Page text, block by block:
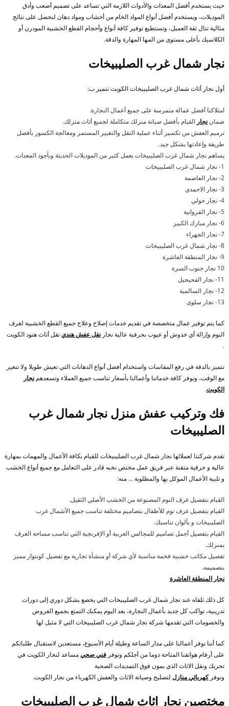
حيث يستخدم أفضل المعدات والأدوات اللازمة التي تساعد على تصميم أصعب وأدق
الموديلات، ويستخدم أفضل أنواع المواد الخام من أخشاب ومواد دهان لنحصل على نتائج
مثالية تنال ثقة العميل، وتستطيع توفير كافة أنواع وأحجام القطع الخشبية المودرن أو
الكلاسيك بأعلى مستوى من المها المهارة والدقة.
نجار شمال غرب الصليبيخات
أول نجار أثاث شمال غرب الصليبيخات الكويت نتميز ب:
امتلاكنا أفضل عمالة متمرسة على جميع أعمال النجارة.
ضمان نجار القيام بأفضل صيانة منزلك متكاملة لجميع أثاث منزلك.
ترميم العفش من تكسير أثناء عملية النقل والتغيير المستمر ومعالجة الكسور بأفضل
طريقة وإعادتها بشكل جيد.
يساهم نجار شمال غرب الصليبيخات بعمل كثير من الموديلات الحديثة وبأجود المعدات.
1- نجار شمال غرب الصليبيخات
2- نجار العاصمة
3- نجار الاحمدي
4- نجار حولي
5- نجار الفروانية
6- نجار مبارك الكبير
7- نجار الجهراء
8- نجار شمال غرب الصليبيخات
9- نجار المنطقة العاشرة
10 نجار جنوب السرة
11- نجار الفحيحيل
12- نجار السالمية
13- نجار سلوى
كما يتم توفير عمال متخصصة في تقديم خدمات إصلاح وعلاج جميع القطع الخشبية لغرف
النوم وإزالة أي خدوش أو عيوب بحرفية عالية نجار نقل عفش هندينقل أثاث هنود الكويت
.
نتميز بالدقة في رفع المقاسات واستخدام أفضل أنواع الدهانات التي تعيش طويلا ولا تتغير
مع الوقت، ونوفر كافة خدماتنا وأعمالنا بأسعار تناسب جميع العملاء وتسعدهم نجار
الكويت.
فك وتركيب عفش منزل نجار شمال غرب
الصليبيخات
تقدم شركتنا لعملائها نجار شمال غرب الصليبيخات للقيام بكافة الأعمال والمهمات بمهارة
عالية و حرفية متقنة عبر فريق عمل مختص نخبه قادر على التعامل مع جميع أنواع الخشب
و تلبية الأعمال الموكل بها والمطلوبة … منه:
القيام بتفصيل غرف النوم المصنوعة من الخشب الأصلي الثقيل.
القيام بتفصيل غرف نوم للأطفال بتصاميم مختلفة تناسب جميع الأشمال غرب
الصليبيخات و بألوان تناسبك.
القيام بتفصيل أجمل تصاميم للمجالس العربية أو الإفرنجية التي تناسب مساحة الغرف
بمنزلك.
تفصيل مكاتب خشبية فخمة مناسبة لأي شركة أو منشأة تجارية مع تفصيل كونتوار مميز
بتصميمه.
نجار المنطقة العاشرة
كل ذلك تلقاه عند نجار شمال غرب الصليبيخات التي يخضع بشكل دوري إلى دورات
تدريبية، تواكب كل جديد بأعمال النجارة، بعد اليوم يمكنك التمتع بجميع العروض
والخصومات التي تقدمها شركة نجار شمال غرب الصليبيخات التي لا مثيل لها
كما أننا نوفر أعمالنا على مدار الساعة وطيلة أيام الأسبوع، مستعدين لاستقبال طلباتكم
على أرقام هواتفنا المتاحة دوما من أجلكم ونوفر فني صحيمساعد لنجار الكويت في
تحريك ونقل الاثاث الذي يمون فوق التمديدات الصحية
ونوفركهربائي منازل لتصليح وصيانة الاثاث والعفش الكهرباء من نجار الكويت.
مختصين نجار اثاث شمال غرب الصليبيخات